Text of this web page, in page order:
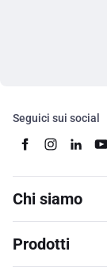
Seguici sui social
Chi siamo
Prodotti